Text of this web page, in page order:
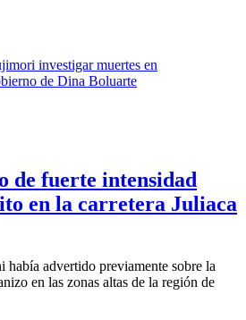
de fuerte intensidad
en la carretera Juliaca
había advertido previamente sobre la
en las zonas altas de la región de